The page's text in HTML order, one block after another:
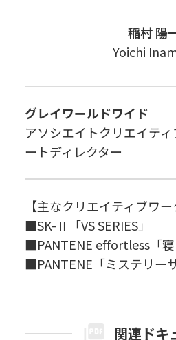
稲村 陽
Yoichi
グレイワールドワイド
アソシエイトクリエイテ
ートディレクター
【主なクリエイティブワー
■SK-Ⅱ「VS SERIES」
■PANTENE effortless「
■PANTENE「ミステリ
関連ドキ